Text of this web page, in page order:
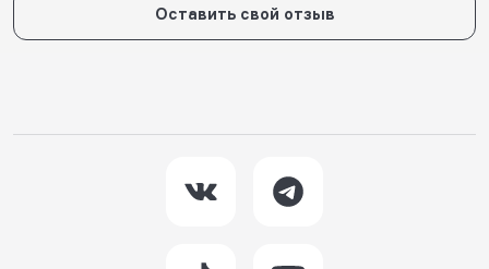
Оставить свой отзыв